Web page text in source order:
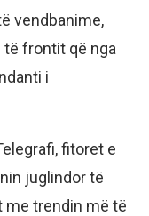
vendbanime,
frontit që nga
i
fitoret e
juglindor të
me trendin më të